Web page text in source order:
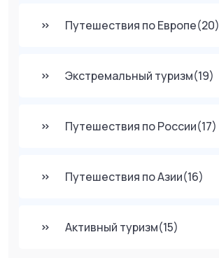
Путешествия по Европе(20)
Экстремальный туризм(19)
Путешествия по России(17)
Путешествия по Азии(16)
Активный туризм(15)